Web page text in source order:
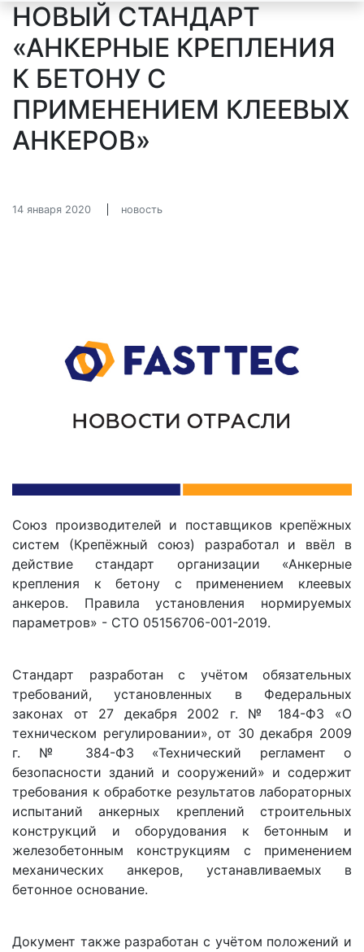
НОВЫЙ СТАНДАРТ
«АНКЕРНЫЕ КРЕПЛЕНИЯ
К БЕТОНУ С
ПРИМЕНЕНИЕМ КЛЕЕВЫХ
АНКЕРОВ»
14 января 2020 новость
Союз производителей и поставщиков крепёжных
систем (Крепёжный союз) разработал и ввёл в
действие стандарт организации «Анкерные
крепления к бетону с применением клеевых
анкеров. Правила установления нормируемых
параметров» - СТО 05156706-001-2019.
Стандарт разработан с учётом обязательных
требований, установленных в Федеральных
законах от 27 декабря 2002 г. № 184-ФЗ «О
техническом регулировании», от 30 декабря 2009
г. № 384-ФЗ «Технический регламент о
безопасности зданий и сооружений» и содержит
требования к обработке результатов лабораторных
испытаний анкерных креплений строительных
конструкций и оборудования к бетонным и
железобетонным конструкциям с применением
механических анкеров, устанавливаемых в
бетонное основание.
Документ также разработан с учётом положений и